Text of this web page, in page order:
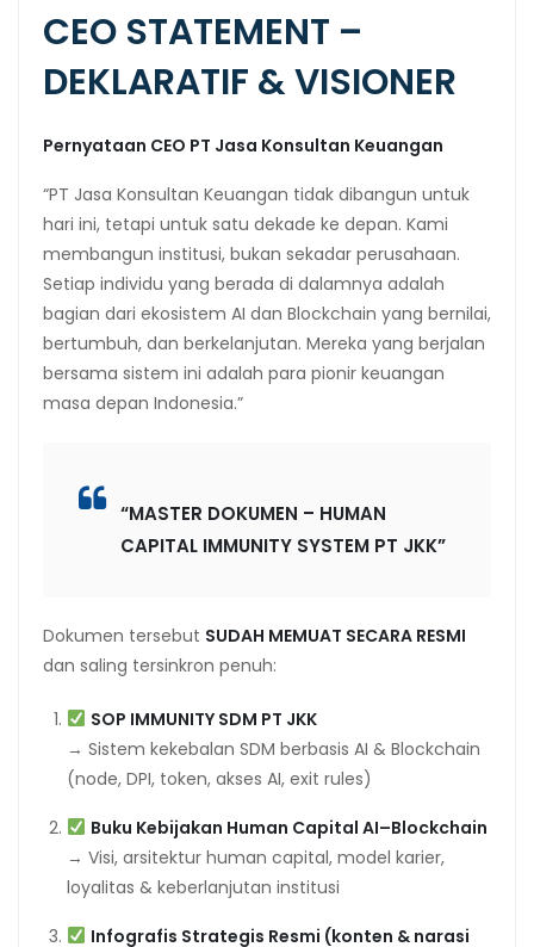
CEO STATEMENT –
DEKLARATIF & VISIONER
Pernyataan CEO PT Jasa Konsultan Keuangan
“PT Jasa Konsultan Keuangan tidak dibangun untuk
hari ini, tetapi untuk satu dekade ke depan. Kami
membangun institusi, bukan sekadar perusahaan.
Setiap individu yang berada di dalamnya adalah
bagian dari ekosistem AI dan Blockchain yang bernilai,
bertumbuh, dan berkelanjutan. Mereka yang berjalan
bersama sistem ini adalah para pionir keuangan
masa depan Indonesia.”
“MASTER DOKUMEN – HUMAN
CAPITAL IMMUNITY SYSTEM PT JKK”
Dokumen tersebut SUDAH MEMUAT SECARA RESMI
dan saling tersinkron penuh:
SOP IMMUNITY SDM PT JKK
→ Sistem kekebalan SDM berbasis AI & Blockchain
(node, DPI, token, akses AI, exit rules)
Buku Kebijakan Human Capital AI–Blockchain
→ Visi, arsitektur human capital, model karier,
loyalitas & keberlanjutan institusi
Infografis Strategis Resmi (konten & narasi